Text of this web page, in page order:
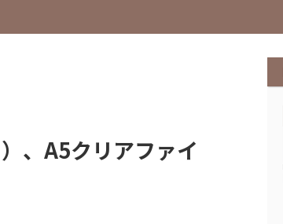
、A5クリアファイ